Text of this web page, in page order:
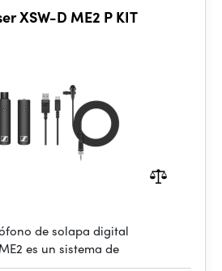
XSW-D ME2 P KIT
de solapa digital
es un sistema de